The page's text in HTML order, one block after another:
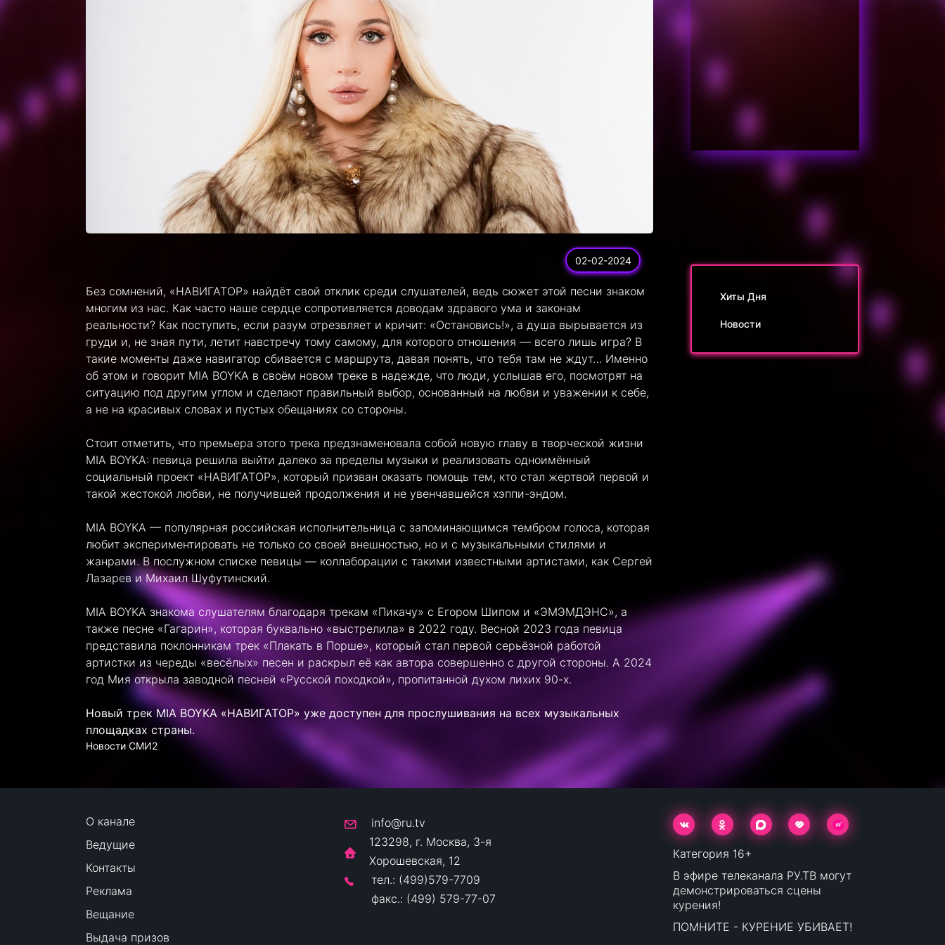
02-02-2024
Без сомнений, «НАВИГАТОР» найдёт свой отклик среди слушателей, ведь сюжет этой песни знаком
многим из нас. Как часто наше сердце сопротивляется доводам здравого ума и законам
реальности? Как поступить, если разум отрезвляет и кричит: «Остановись!», а душа вырывается из
груди и, не зная пути, летит навстречу тому самому, для которого отношения — всего лишь игра? В
такие моменты даже навигатор сбивается с маршрута, давая понять, что тебя там не ждут… Именно
об этом и говорит MIA BOYKA в своём новом треке в надежде, что люди, услышав его, посмотрят на
ситуацию под другим углом и сделают правильный выбор, основанный на любви и уважении к себе,
а не на красивых словах и пустых обещаниях со стороны.
Стоит отметить, что премьера этого трека предзнаменовала собой новую главу в творческой жизни
MIA BOYKA: певица решила выйти далеко за пределы музыки и реализовать одноимённый
социальный проект «НАВИГАТОР», который призван оказать помощь тем, кто стал жертвой первой и
такой жестокой любви, не получившей продолжения и не увенчавшейся хэппи-эндом.
MIA BOYKA — популярная российская исполнительница с запоминающимся тембром голоса, которая
любит экспериментировать не только со своей внешностью, но и с музыкальными стилями и
жанрами. В послужном списке певицы — коллаборации с такими известными артистами, как Сергей
Лазарев и Михаил Шуфутинский.
MIA BOYKA знакома слушателям благодаря трекам «Пикачу» с Егором Шипом и «ЭМЭМДЭНС», а
также песне «Гагарин», которая буквально «выстрелила» в 2022 году. Весной 2023 года певица
представила поклонникам трек «Плакать в Порше», который стал первой серьёзной работой
артистки из череды «весёлых» песен и раскрыл её как автора совершенно с другой стороны. А 2024
год Мия открыла заводной песней «Русской походкой», пропитанной духом лихих 90-х.
Новый трек MIA BOYKA «НАВИГАТОР» уже доступен для прослушивания на всех музыкальных
площадках страны.
Новости СМИ2
Хиты Дня
Новости
О канале
Ведущие
Контакты
Реклама
Вещание
Выдача призов
info@ru.tv
123298, г. Москва, 3-я
Хорошевская, 12
тел.: (499)579-7709
факс.: (499) 579-77-07
Категория 16+
В эфире телеканала РУ.ТВ могут
демонстрироваться сцены
курения!
ПОМНИТЕ - КУРЕНИЕ УБИВАЕТ!